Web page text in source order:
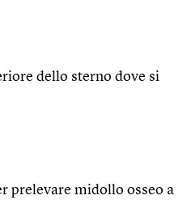
dello sterno dove si
prelevare midollo osseo a